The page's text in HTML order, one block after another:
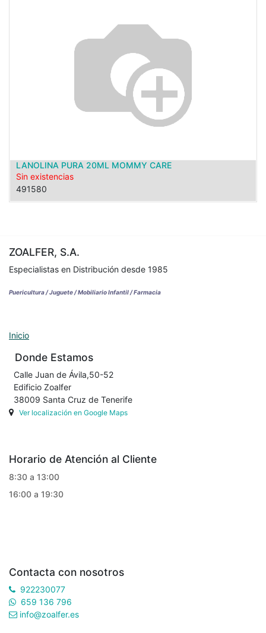
LANOLINA PURA 20ML MOMMY CARE
Sin existencias
491580
ZOALFER, S.A.
Especialistas en Distribución desde 1985
Puericultura / Juguete / Mobiliario Infantil / Farmacia
Inicio
Donde Estamos
Calle Juan de Ávila,50-52
Edificio Zoalfer
38009 Santa Cruz de Tenerife
Ver localización en Google Maps
Horario de Atención al Cliente
8:30 a 13:00
16:00 a 19:30
Contacta con nosotros
922230077
659 136 796
info@zoalfer.es